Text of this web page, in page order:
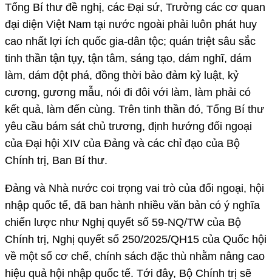
Tổng Bí thư đề nghị, các Đại sứ, Trưởng các cơ quan
đại diện Việt Nam tại nước ngoài phải luôn phát huy
cao nhất lợi ích quốc gia-dân tộc; quán triệt sâu sắc
tinh thần tận tụy, tận tâm, sáng tạo, dám nghĩ, dám
làm, dám đột phá, đồng thời bảo đảm kỷ luật, kỷ
cương, gương mẫu, nói đi đôi với làm, làm phải có
kết quả, làm đến cùng. Trên tinh thần đó, Tổng Bí thư
yêu cầu bám sát chủ trương, định hướng đối ngoại
của Đại hội XIV của Đảng và các chỉ đạo của Bộ
Chính trị, Ban Bí thư.
Đảng và Nhà nước coi trọng vai trò của đối ngoại, hội
nhập quốc tế, đã ban hành nhiều văn bản có ý nghĩa
chiến lược như Nghị quyết số 59-NQ/TW của Bộ
Chính trị, Nghị quyết số 250/2025/QH15 của Quốc hội
về một số cơ chế, chính sách đặc thù nhằm nâng cao
hiệu quả hội nhập quốc tế. Tới đây, Bộ Chính trị sẽ